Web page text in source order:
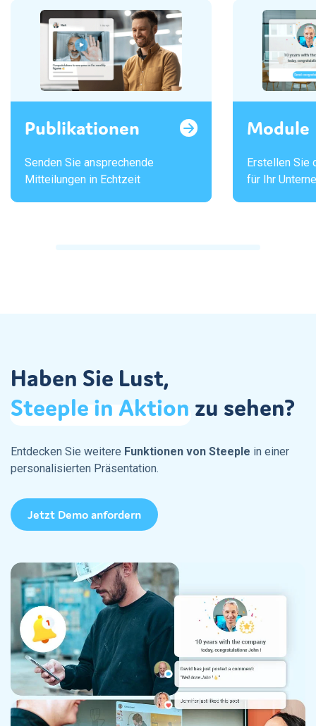
Publikationen
Senden Sie ansprechende
Mitteilungen in Echtzeit
Module
Erstellen Sie
für Ihr
Haben Sie Lust,
Steeple in Aktion zu sehen?
Entdecken Sie weitere Funktionen von Steeple in einer
personalisierten Präsentation.
Jetzt Demo anfordern